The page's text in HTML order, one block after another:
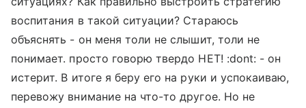
воспитания в такой ситуации? Стараюсь
объяснять - он меня толи не слышит, толи не
понимает. просто говорю твердо НЕТ! :dont: - он
истерит. В итоге я беру его на руки и успокаиваю,
перевожу внимание на что-то другое. Но не